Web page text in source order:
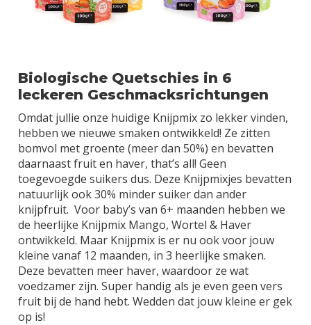
Biologische Quetschies in 6
leckeren Geschmacksrichtungen
Omdat jullie onze huidige Knijpmix zo lekker vinden,
hebben we nieuwe smaken ontwikkeld! Ze zitten
bomvol met groente (meer dan 50%) en bevatten
daarnaast fruit en haver, that’s all! Geen
toegevoegde suikers dus. Deze Knijpmixjes bevatten
natuurlijk ook 30% minder suiker dan ander
knijpfruit. Voor baby’s van 6+ maanden hebben we
de heerlijke Knijpmix Mango, Wortel & Haver
ontwikkeld. Maar Knijpmix is er nu ook voor jouw
kleine vanaf 12 maanden, in 3 heerlijke smaken.
Deze bevatten meer haver, waardoor ze wat
voedzamer zijn. Super handig als je even geen vers
fruit bij de hand hebt. Wedden dat jouw kleine er gek
op is!